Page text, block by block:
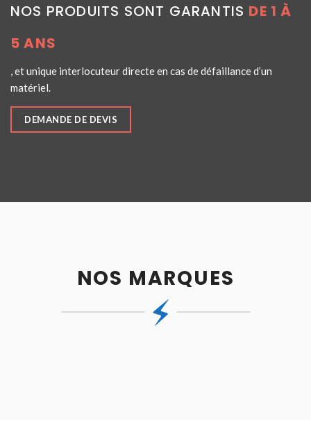
NOS PRODUITS SONT GARANTIS DE 1 À
5 ANS
, et unique interlocuteur directe en cas de défaillance d’un
matériel.
DEMANDE DE DEVIS
NOS MARQUES